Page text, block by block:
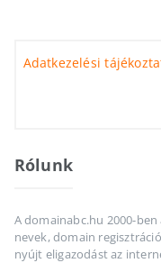
Adatkezelési
Rólunk
A domainabc.hu 2000-
nevek, domain
nyújt eligazodást az